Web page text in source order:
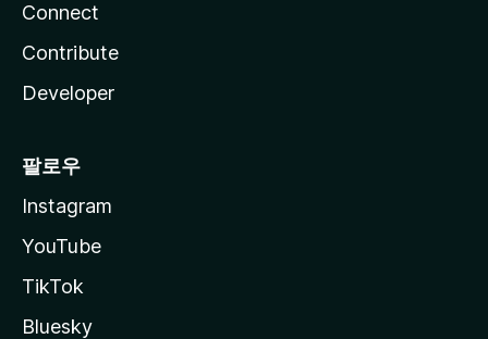
Connect
Contribute
Developer
팔로우
Instagram
YouTube
TikTok
Bluesky